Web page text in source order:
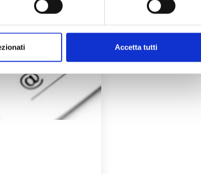
Accetta tutti